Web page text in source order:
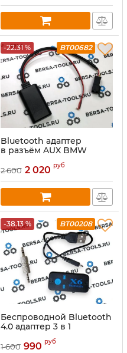
-22.31 % BT00682
Bluetooth адаптер
в разъём AUX BMW
2 600 2 020 руб
-38.13 % BT00208
Беспроводной Bluetooth
4.0 адаптер 3 в 1
1 600 990 руб